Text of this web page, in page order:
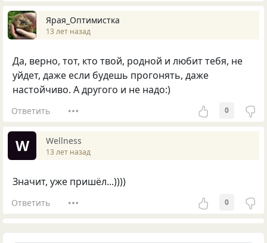
Ярая_Оптимистка
13 лет назад
Да, верно, тот, кто твой, родной и любит тебя, не
уйдет, даже если будешь прогонять, даже
настойчиво. А другого и не надо:)
Ответить 0
W Wellness
13 лет назад
Значит, уже пришёл...))))
Ответить 0